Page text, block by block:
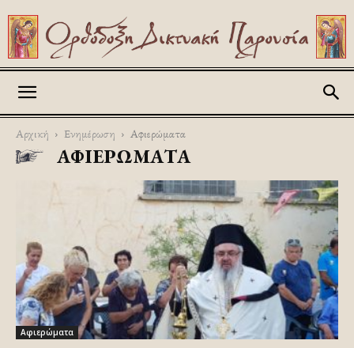
Αρχική Ενημέρωση Αφιερώματα
ΑΦΙΕΡΏΜΑΤΑ
Αφιερώματα